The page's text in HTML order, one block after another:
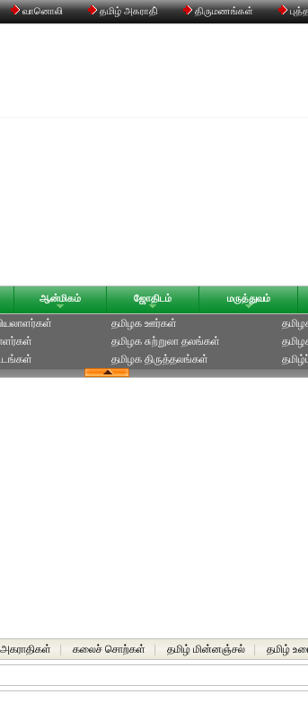
வானொலி தமிழ் அகராதி் திருமணங்கள்
ஆன்மிகம் ஜோதிடம் மருத்துவம்
தமிழக ஊர்கள்
தமிழக சுற்றுலா தலங்கள்
தமிழக திருத்தலங்கள்
கலைச் சொற்கள் தமிழ் மின்னஞ்சல் தமிழ்